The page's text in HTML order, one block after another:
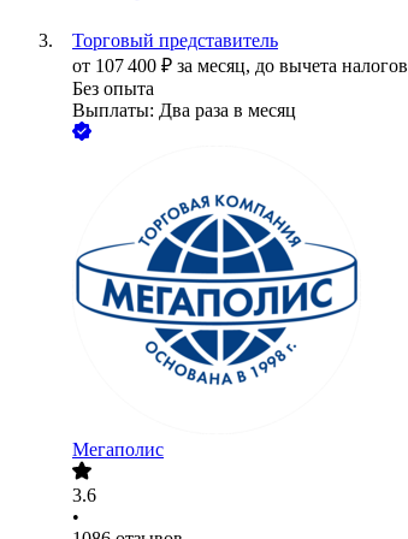
Торговый представитель
от 107 400 ₽ за месяц, до вычета налогов
Без опыта
Выплаты: Два раза в месяц
Мегаполис
3.6
•